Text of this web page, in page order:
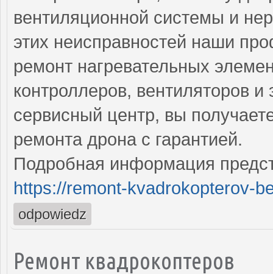
вентиляционной системы и
этих неисправностей наши
ремонт нагревательных
контроллеров, вентиляторов
сервисный центр, вы
ремонта дрона с гарантией.
Подробная информация
https://remont-kvadrokopterov-
odpowiedz
Ремонт квадрокоптеров